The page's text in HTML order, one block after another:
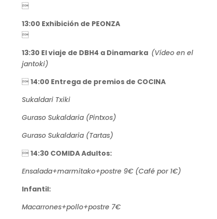

13:00 Exhibición de PEONZA

13:30 El viaje de DBH4 a Dinamarka (Vídeo en el
jantoki)
 14:00 Entrega de premios de COCINA
Sukaldari Txiki
Guraso Sukaldaria (Pintxos)
Guraso Sukaldaria (Tartas)
 14:30 COMIDA Adultos:
Ensalada+marmitako+postre 9€ (Café por 1€)
Infantil:
Macarrones+pollo+postre 7€